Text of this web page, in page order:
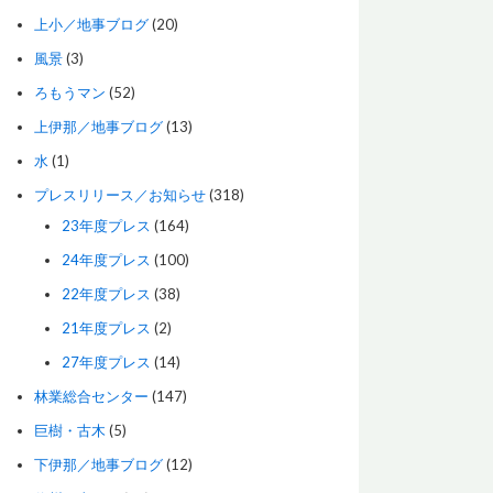
上小／地事ブログ(20)
風景(3)
ろもうマン (52)
上伊那／地事ブログ(13)
水 (1)
プレスリリース／お知らせ(318)
23年度プレス (164)
24年度プレス (100)
22年度プレス (38)
21年度プレス (2)
27年度プレス (14)
林業総合センター (147)
巨樹・古木 (5)
下伊那／地事ブログ(12)